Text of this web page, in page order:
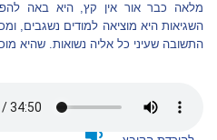
מלאה כבר אור אין קץ, היא באה
השגיאות היא מוציאה למודים נשגבים,
התשובה שעיני כל אליה נשואות. שהיא